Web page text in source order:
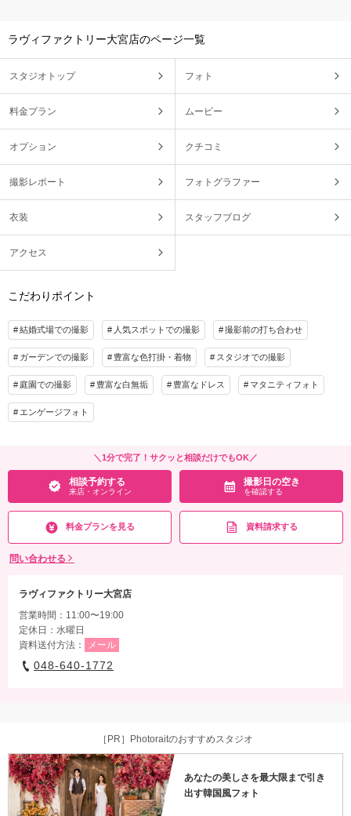
ラヴィファクトリー大宮店のページ一覧
スタジオトップ フォト
料金プラン ムービー
オプション クチコミ
撮影レポート フォトグラファー
衣装 スタッフブログ
アクセス
こだわりポイント
結婚式場での撮影 人気スポットでの撮影 撮影前の打ち合わせ
ガーデンでの撮影 豊富な色打掛・着物 スタジオでの撮影
庭園での撮影 豊富な白無垢 豊富なドレス マタニティフォト
エンゲージフォト
＼1分で完了！サクッと相談だけでもOK／
相談予約する
来店・オンライン
撮影日の空き
を確認する
料金プランを見る 資料請求する
問い合わせる
ラヴィファクトリー大宮店
営業時間：11:00〜19:00
定休日：水曜日
資料送付方法：
メール
048-640-1772
［PR］Photoraitのおすすめスタジオ
あなたの美しさを最大限まで引き
出す韓国風フォト